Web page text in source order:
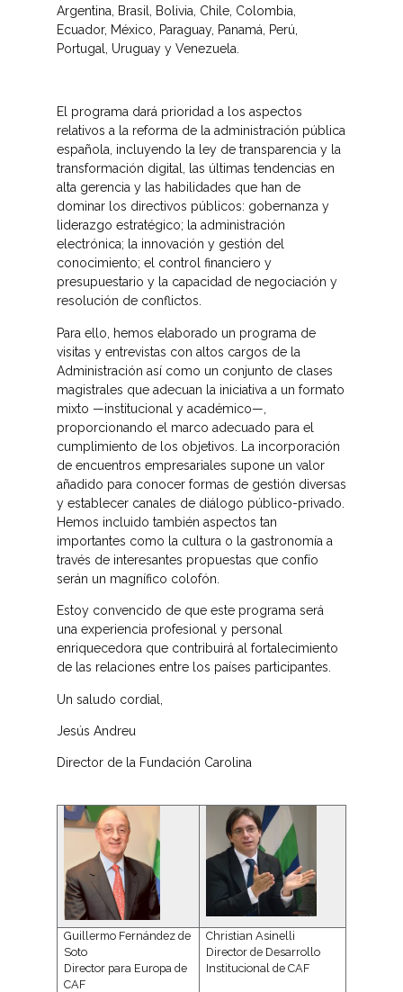
Argentina, Brasil, Bolivia, Chile, Colombia,
Ecuador, México, Paraguay, Panamá, Perú,
Portugal, Uruguay y Venezuela.
El programa dará prioridad a los aspectos
relativos a la reforma de la administración pública
española, incluyendo la ley de transparencia y la
transformación digital, las últimas tendencias en
alta gerencia y las habilidades que han de
dominar los directivos públicos: gobernanza y
liderazgo estratégico; la administración
electrónica; la innovación y gestión del
conocimiento; el control financiero y
presupuestario y la capacidad de negociación y
resolución de conflictos.
Para ello, hemos elaborado un programa de
visitas y entrevistas con altos cargos de la
Administración así como un conjunto de clases
magistrales que adecuan la iniciativa a un formato
mixto —institucional y académico—,
proporcionando el marco adecuado para el
cumplimiento de los objetivos. La incorporación
de encuentros empresariales supone un valor
añadido para conocer formas de gestión diversas
y establecer canales de diálogo público-privado.
Hemos incluido también aspectos tan
importantes como la cultura o la gastronomía a
través de interesantes propuestas que confío
serán un magnífico colofón.
Estoy convencido de que este programa será
una experiencia profesional y personal
enriquecedora que contribuirá al fortalecimiento
de las relaciones entre los países participantes.
Un saludo cordial,
Jesús Andreu
Director de la Fundación Carolina
Guillermo Fernández de
Soto
Director para Europa de
CAF
Christian Asinelli
Director de Desarrollo
Institucional de CAF